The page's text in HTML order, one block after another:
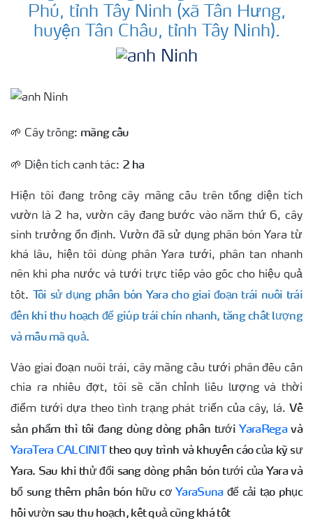
Phú, tỉnh Tây Ninh (xã Tân Hưng,
huyện Tân Châu, tỉnh Tây Ninh).
🌱 Cây trồng: mãng cầu
🌱 Diện tích canh tác: 2 ha
Hiện tôi đang trồng cây mãng cầu trên tổng diện tích
vườn là 2 ha, vườn cây đang bước vào năm thứ 6, cây
sinh trưởng ổn định. Vườn đã sử dụng phân bón Yara từ
khá lâu, hiện tôi dùng phân Yara tưới, phân tan nhanh
nên khi pha nước và tưới trực tiếp vào gốc cho hiệu quả
tốt. Tôi sử dụng phân bón Yara cho giai đoạn trái nuôi trái
đến khi thu hoạch để giúp trái chín nhanh, tăng chất lượng
và mẫu mã quả.
Vào giai đoạn nuôi trái, cây mãng cầu tưới phân đều cần
chia ra nhiều đợt, tôi sẽ căn chỉnh liều lượng và thời
điểm tưới dựa theo tình trạng phát triển của cây, lá.Về
sản phẩm thì tôi đang dùng dòng phân tướiYaraRegavà
YaraTera CALCINITtheo quy trình và khuyến cáo của kỹ sư
Yara. Sau khi thử đổi sang dòng phân bón tưới của Yara và
bổ sung thêm phân bón hữu cơYaraSunađể cải tạo phục
hồi vườn sau thu hoạch, kết quả cũng khá tốt